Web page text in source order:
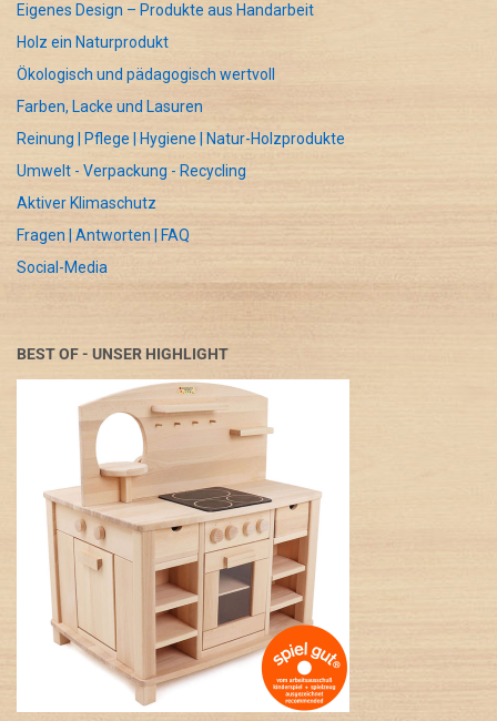
Eigenes Design – Produkte aus Handarbeit
Holz ein Naturprodukt
Ökologisch und pädagogisch wertvoll
Farben, Lacke und Lasuren
Reinung | Pflege | Hygiene | Natur-Holzprodukte
Umwelt - Verpackung - Recycling
Aktiver Klimaschutz
Fragen | Antworten | FAQ
Social-Media
BEST OF - UNSER HIGHLIGHT